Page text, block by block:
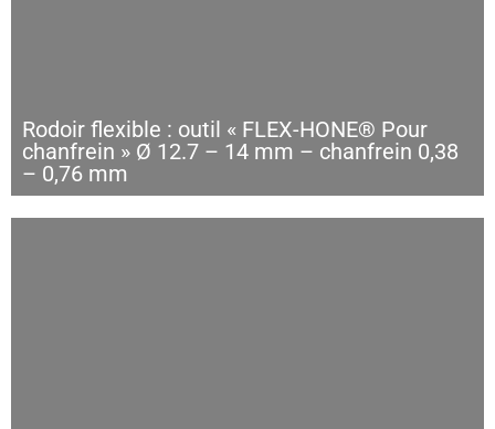
Rodoir flexible : outil « FLEX-HONE® Pour
chanfrein » Ø 12.7 – 14 mm – chanfrein 0,38
– 0,76 mm